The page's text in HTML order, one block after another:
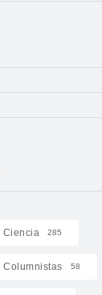
Ciencia 285
Columnistas 58